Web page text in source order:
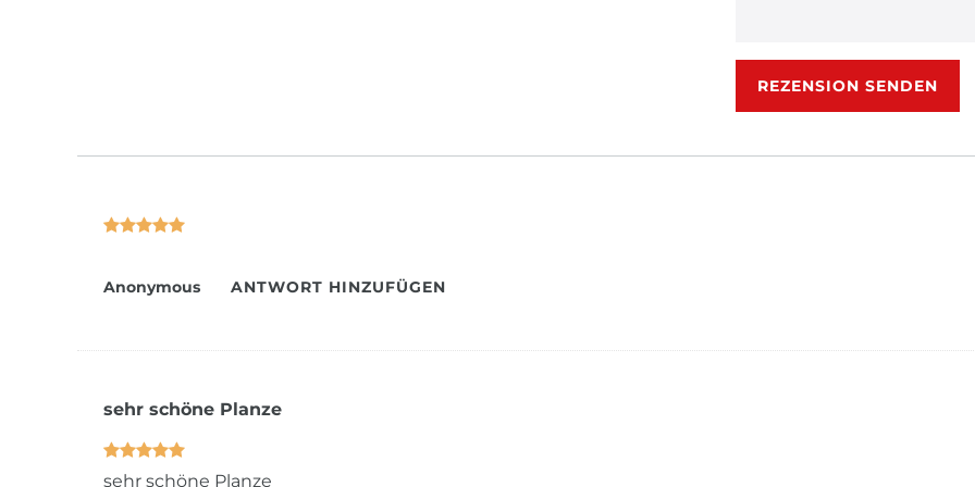
Rezensionstext
REZENSION SENDEN
Anonymous ANTWORT HINZUFÜGEN
sehr schöne Planze
sehr schöne Planze